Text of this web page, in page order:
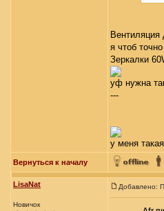
я чтоб
Зеркалки
уф нужна
---
у меня
Вернуться к началу
LisaNat
Новичок
Добавлено: